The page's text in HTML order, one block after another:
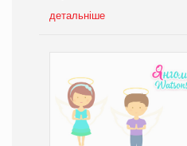
детальніше